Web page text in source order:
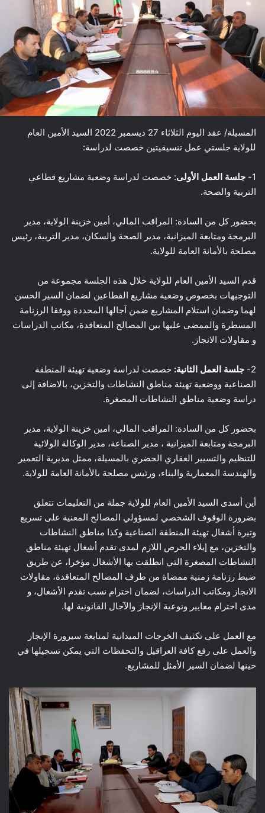
المسيلة/ عقد اليوم الثلاثاء 27 ديسمبر 2022 السيد الأمين العام
للولاية جلستي عمل تنسيقيتين خصصت لدراسة:
1- جلسة العمل الأولى: خصصت لدراسة وضعية مشاريع قطاعي
التربية والصحة.
بحضور كل من السادة: المراقب المالي، أمين خزينة الولاية، مدير
البرمجة ومتابعة الميزانية، مدير الصحة والسكان، مدير التربية، رئيس
مصلحة بالأمانة العامة للولاية.
قدم السيد الأمين العام للولاية خلال هذه الجلسة مجموعة من
التوجيهات بخصوص وضعية مشاريع القطاعين لضمان السير الحسن
لهما وضمان استلام المشاريع ضمن آجالها المحددة ووفقا الرزنامة
المسطرة والممضى عليها بين المصالح المتعاقدة، مكاتب الدراسات
و مقاولات الانجاز.
2- جلسة العمل الثانية: خصصت لدراسة وضعية تهيئة المنطقة
الصناعية ووضعية تهيئة مناطق النشاطات والتخزين، بالاضافة إلى
دراسة وضعية مناطق النشاطات المصغرة.
بحضور كل من السادة: المراقب المالي، امين خزينة الولاية، مدير
البرمجة ومتابعة الميزانية ، مدير الصناعة، مدير الوكالة الولائية
للتنظيم والتسيير العقاري الحضري بالمسيلة، ممثل مديرية التعمير
والهندسة المعمارية والبناء، ورئيس مصلحة بالأمانة العامة للولاية.
أين أسدى السيد الأمين العام للولاية جملة من التعليمات تتعلق
بضرورة الوقوف الشخصي لمسؤولي المصالح المعنية على تسريع
وتيرة أشغال تهيئة المنطقة الصناعية وكذا مناطق النشاطات
والتخزين، مع إيلاء الحرص اللازم لمدى تقدم أشغال تهيئة مناطق
النشاطات المصغرة التي انطلقت بها الأشغال مؤخرا، عن طريق
ضبط رزنامة زمنية ممضاة من طرف المصالح المتعاقدة، مقاولات
الانجاز ومكاتب الدراسات، لضمان احترام نسب تقدم الأشغال، و
مدى احترام معايير ونوعية الإنجاز والآجال القانونية لها.
مع العمل على تكثيف الخرجات الميدانية لمتابعة سيرورة الإنجاز
والعمل على رفع كافة العراقيل والتحفظات التي يمكن تسجيلها في
حينها لضمان السير الأمثل للمشاريع.